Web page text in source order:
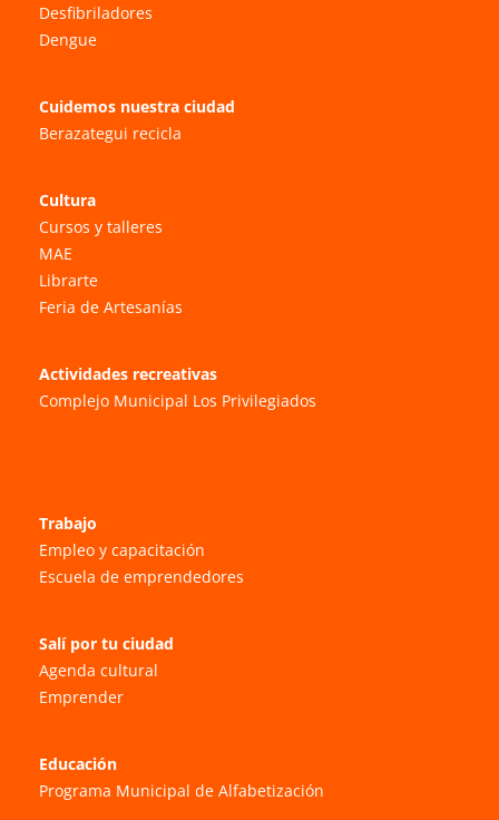
Desfibriladores
Dengue
Cuidemos nuestra ciudad
Berazategui recicla
Cultura
Cursos y talleres
MAE
Librarte
Feria de Artesanías
Actividades recreativas
Complejo Municipal Los Privilegiados
Trabajo
Empleo y capacitación
Escuela de emprendedores
Salí por tu ciudad
Agenda cultural
Emprender
Educación
Programa Municipal de Alfabetización